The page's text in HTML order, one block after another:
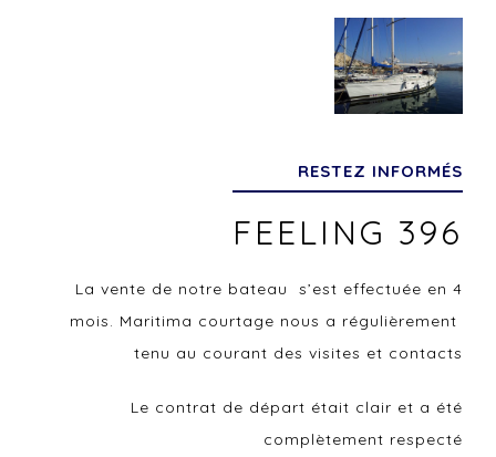
RESTEZ INFORMÉS
FEELING 396
La vente de notre bateau s’est effectuée en 4
mois. Maritima courtage nous a régulièrement
tenu au courant des visites et contacts
Le contrat de départ était clair et a été
complètement respecté